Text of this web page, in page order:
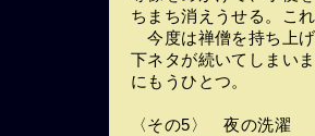
ちまち消えうせる。こ
今度は禅僧を持ち上
下ネタが続いてしまい
にもうひとつ。
〈その5〉 夜の洗濯